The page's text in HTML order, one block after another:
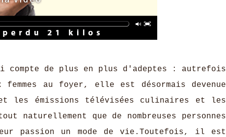
de plus en plus d'adeptes : autrefois
femmes au foyer, elle est désormais devenue
les émissions télévisées culinaires et les
que de nombreuses personnes
passion un mode de vie.Toutefois, il est